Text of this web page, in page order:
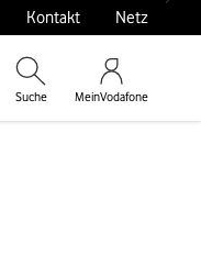
Suche MeinVodafone
Kontakt Netz